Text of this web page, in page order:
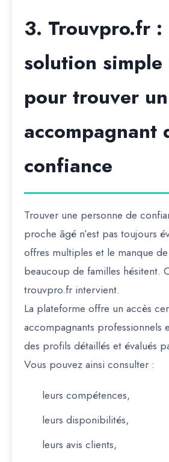
3. Trouvpro.fr :
solution
pour trouver un
accompagnant
confiance
Trouver une personne de
proche âgé n’est pas toujours
offres multiples et le manque
beaucoup de familles hésitent.
trouvpro.fr intervient.
La plateforme offre un accès
accompagnants professionnels
des profils détaillés et évalués
Vous pouvez ainsi consulter :
leurs compétences,
leurs disponibilités,
leurs avis clients,